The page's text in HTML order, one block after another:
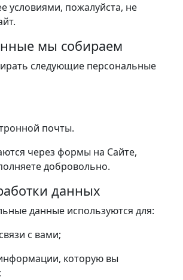
условиями, пожалуйста, не
мы собираем
следующие персональные
почты.
через формы на Сайте,
добровольно.
данных
данные используются для:
с вами;
которую вы